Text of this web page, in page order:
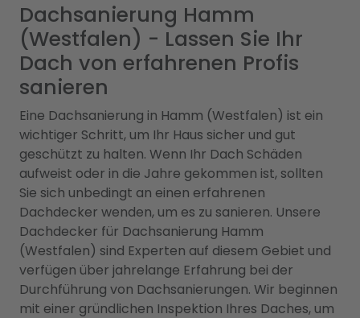
Dachsanierung Hamm
(Westfalen) - Lassen Sie Ihr
Dach von erfahrenen Profis
sanieren
Eine Dachsanierung in Hamm (Westfalen) ist ein
wichtiger Schritt, um Ihr Haus sicher und gut
geschützt zu halten. Wenn Ihr Dach Schäden
aufweist oder in die Jahre gekommen ist, sollten
Sie sich unbedingt an einen erfahrenen
Dachdecker wenden, um es zu sanieren. Unsere
Dachdecker für Dachsanierung Hamm
(Westfalen) sind Experten auf diesem Gebiet und
verfügen über jahrelange Erfahrung bei der
Durchführung von Dachsanierungen. Wir beginnen
mit einer gründlichen Inspektion Ihres Daches, um